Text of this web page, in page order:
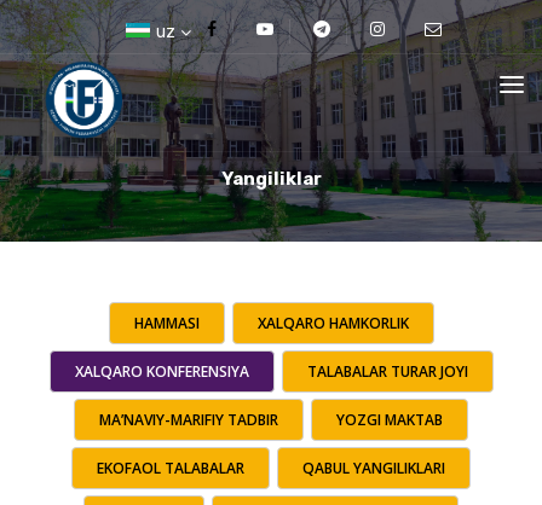
uz
Yangiliklar
HAMMASI XALQARO HAMKORLIK
XALQARO KONFERENSIYA TALABALAR TURAR JOYI
MA’NAVIY-MARIFIY TADBIR YOZGI MAKTAB
EKOFAOL TALABALAR QABUL YANGILIKLARI